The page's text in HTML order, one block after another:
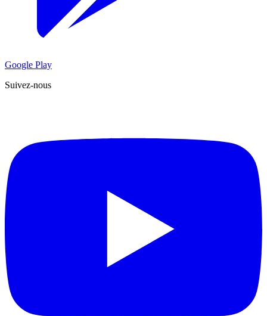
Google Play
Suivez-nous